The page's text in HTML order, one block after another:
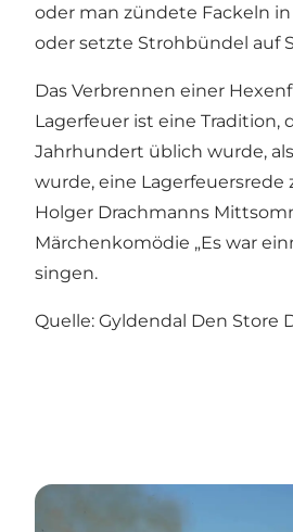
oder man zündete Fackeln in
oder setzte Strohbündel auf
Das Verbrennen einer
Lagerfeuer ist eine Tradition,
Jahrhundert üblich wurde,
wurde, eine Lagerfeuersrede
Holger Drachmanns
Märchenkomödie „Es war
singen.
Quelle: Gyldendal Den Store